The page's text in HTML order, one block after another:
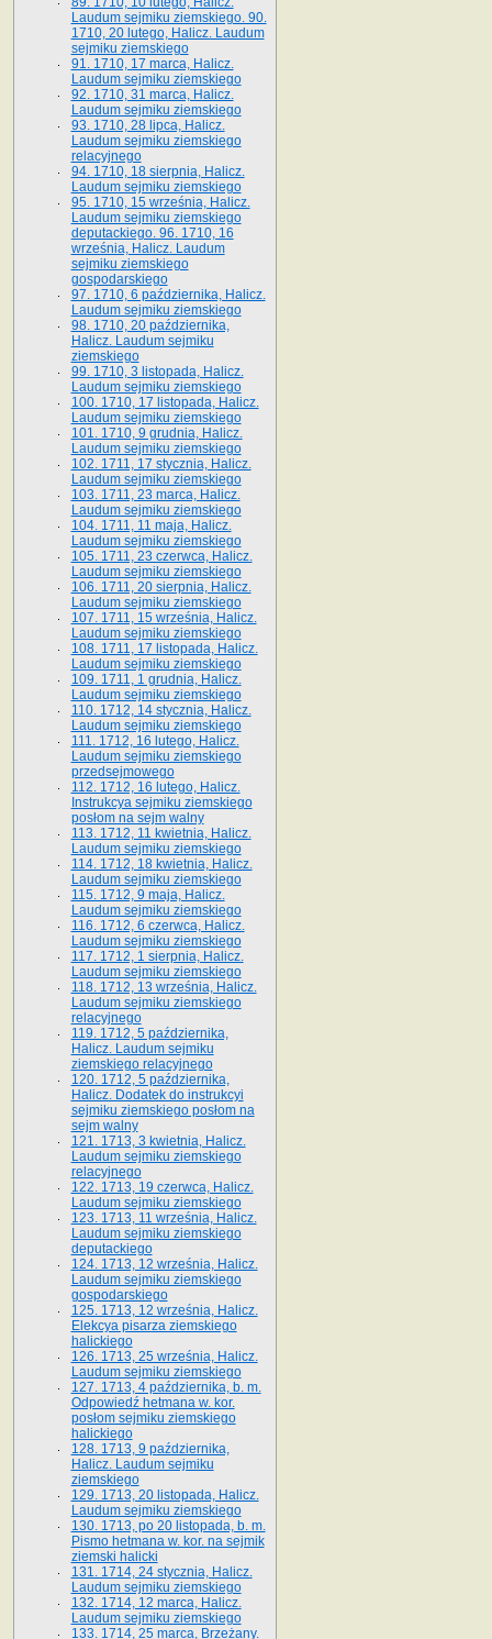
Laudum sejmiku ziemskiego. 90.
1710, 20 lutego, Halicz. Laudum
sejmiku ziemskiego
91. 1710, 17 marca, Halicz.
Laudum sejmiku ziemskiego
92. 1710, 31 marca, Halicz.
Laudum sejmiku ziemskiego
93. 1710, 28 lipca, Halicz.
Laudum sejmiku ziemskiego
relacyjnego
94. 1710, 18 sierpnia, Halicz.
Laudum sejmiku ziemskiego
95. 1710, 15 września, Halicz.
Laudum sejmiku ziemskiego
deputackiego. 96. 1710, 16
września, Halicz. Laudum
sejmiku ziemskiego
gospodarskiego
97. 1710, 6 października, Halicz.
Laudum sejmiku ziemskiego
98. 1710, 20 października,
Halicz. Laudum sejmiku
ziemskiego
99. 1710, 3 listopada, Halicz.
Laudum sejmiku ziemskiego
100. 1710, 17 listopada, Halicz.
Laudum sejmiku ziemskiego
101. 1710, 9 grudnia, Halicz.
Laudum sejmiku ziemskiego
102. 1711, 17 stycznia, Halicz.
Laudum sejmiku ziemskiego
103. 1711, 23 marca, Halicz.
Laudum sejmiku ziemskiego
104. 1711, 11 maja, Halicz.
Laudum sejmiku ziemskiego
105. 1711, 23 czerwca, Halicz.
Laudum sejmiku ziemskiego
106. 1711, 20 sierpnia, Halicz.
Laudum sejmiku ziemskiego
107. 1711, 15 września, Halicz.
Laudum sejmiku ziemskiego
108. 1711, 17 listopada, Halicz.
Laudum sejmiku ziemskiego
109. 1711, 1 grudnia, Halicz.
Laudum sejmiku ziemskiego
110. 1712, 14 stycznia, Halicz.
Laudum sejmiku ziemskiego
111. 1712, 16 lutego, Halicz.
Laudum sejmiku ziemskiego
przedsejmowego
112. 1712, 16 lutego, Halicz.
Instrukcya sejmiku ziemskiego
posłom na sejm walny
113. 1712, 11 kwietnia, Halicz.
Laudum sejmiku ziemskiego
114. 1712, 18 kwietnia, Halicz.
Laudum sejmiku ziemskiego
115. 1712, 9 maja, Halicz.
Laudum sejmiku ziemskiego
116. 1712, 6 czerwca, Halicz.
Laudum sejmiku ziemskiego
117. 1712, 1 sierpnia, Halicz.
Laudum sejmiku ziemskiego
118. 1712, 13 września, Halicz.
Laudum sejmiku ziemskiego
relacyjnego
119. 1712, 5 października,
Halicz. Laudum sejmiku
ziemskiego relacyjnego
120. 1712, 5 października,
Halicz. Dodatek do instrukcyi
sejmiku ziemskiego posłom na
sejm walny
121. 1713, 3 kwietnia, Halicz.
Laudum sejmiku ziemskiego
relacyjnego
122. 1713, 19 czerwca, Halicz.
Laudum sejmiku ziemskiego
123. 1713, 11 września, Halicz.
Laudum sejmiku ziemskiego
deputackiego
124. 1713, 12 września, Halicz.
Laudum sejmiku ziemskiego
gospodarskiego
125. 1713, 12 września, Halicz.
Elekcya pisarza ziemskiego
halickiego
126. 1713, 25 września, Halicz.
Laudum sejmiku ziemskiego
127. 1713, 4 października, b. m.
Odpowiedź hetmana w. kor.
posłom sejmiku ziemskiego
halickiego
128. 1713, 9 października,
Halicz. Laudum sejmiku
ziemskiego
129. 1713, 20 listopada, Halicz.
Laudum sejmiku ziemskiego
130. 1713, po 20 listopada, b. m.
Pismo hetmana w. kor. na sejmik
ziemski halicki
131. 1714, 24 stycznia, Halicz.
Laudum sejmiku ziemskiego
132. 1714, 12 marca, Halicz.
Laudum sejmiku ziemskiego
133. 1714, 25 marca, Brzeżany.